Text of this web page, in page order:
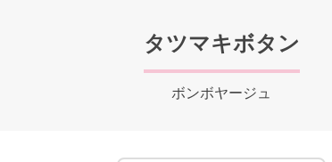
タツマキボタン
ボンボヤージュ